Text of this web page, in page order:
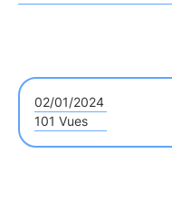
02/01/2024
101 Vues